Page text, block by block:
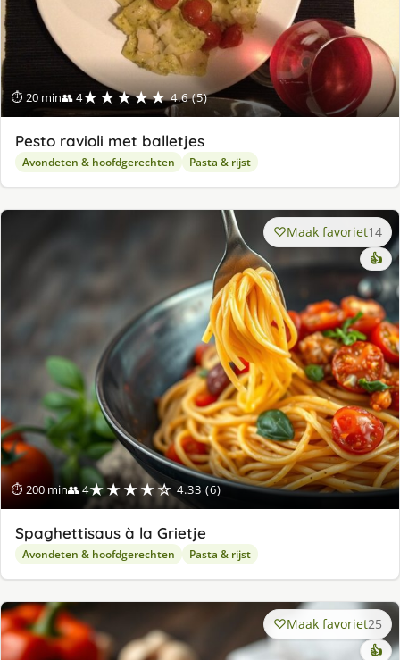
⏱ 20 min👥 4★★★★★ 4.6 (5)
Pesto ravioli met balletjes
Avondeten & hoofdgerechten Pasta & rijst
⏱ 200 min👥 4★★★★☆ 4.33 (6)
Maak favoriet14
👍
Spaghettisaus à la Grietje
Avondeten & hoofdgerechten Pasta & rijst
Maak favoriet25
👍